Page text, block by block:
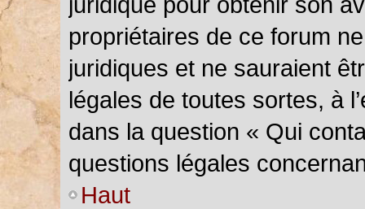
propriétaires de ce forum
juridiques et ne sauraient
légales de toutes sortes, à
dans la question « Qui
questions légales
Haut